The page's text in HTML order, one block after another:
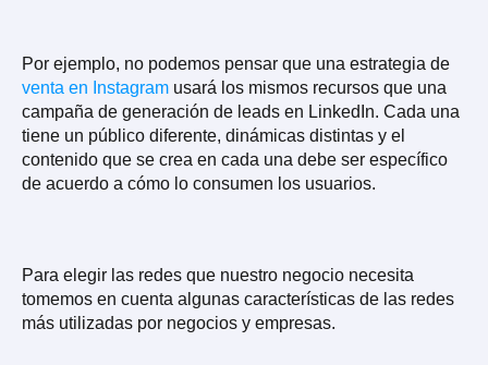
Por ejemplo, no podemos pensar que una estrategia de
venta en Instagram usará los mismos recursos que una
campaña de generación de leads en LinkedIn. Cada una
tiene un público diferente, dinámicas distintas y el
contenido que se crea en cada una debe ser específico
de acuerdo a cómo lo consumen los usuarios.
Para elegir las redes que nuestro negocio necesita
tomemos en cuenta algunas características de las redes
más utilizadas por negocios y empresas.